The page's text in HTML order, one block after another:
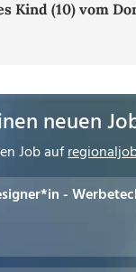
Kind (10) vom
neuen
Job auf
-